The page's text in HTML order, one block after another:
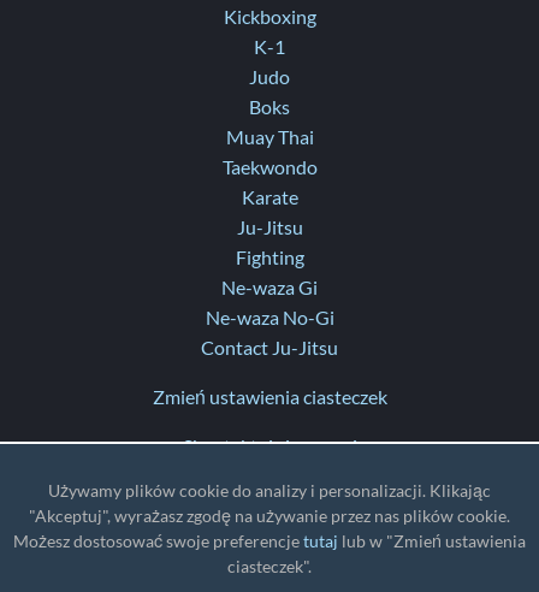
Używamy plików cookie do analizy i personalizacji. Klikając
"Akceptuj", wyrażasz zgodę na używanie przez nas plików cookie.
Możesz dostosować swoje preferencjetutaj lub w "Zmień ustawienia
ciasteczek".
Kickboxing
K-1
Judo
Boks
Muay Thai
Taekwondo
Karate
Ju-Jitsu
Fighting
Ne-waza Gi
Ne-waza No-Gi
Contact Ju-Jitsu
Zmień ustawienia ciasteczek
Skontaktuj się z nami
Informacje o aktualizacjach
TZ : UTC